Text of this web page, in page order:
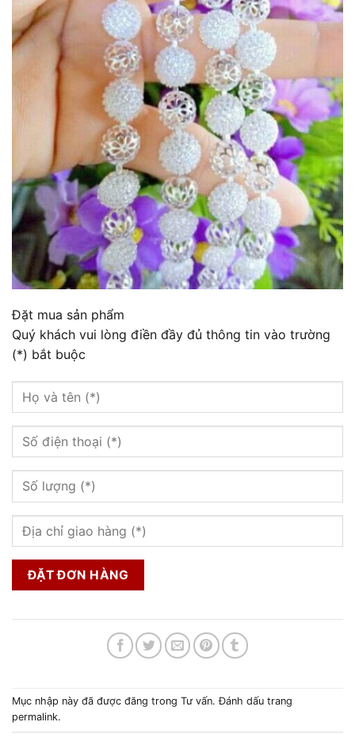
Đặt mua sản phẩm
Quý khách vui lòng điền đầy đủ thông tin vào trường
(*) bắt buộc
Mục nhập này đã được đăng trong Tư vấn. Đánh dấu trang
permalink.